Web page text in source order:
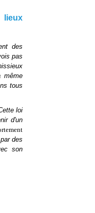
lieux
des
pas
même
tous
loi
d'un
des
son